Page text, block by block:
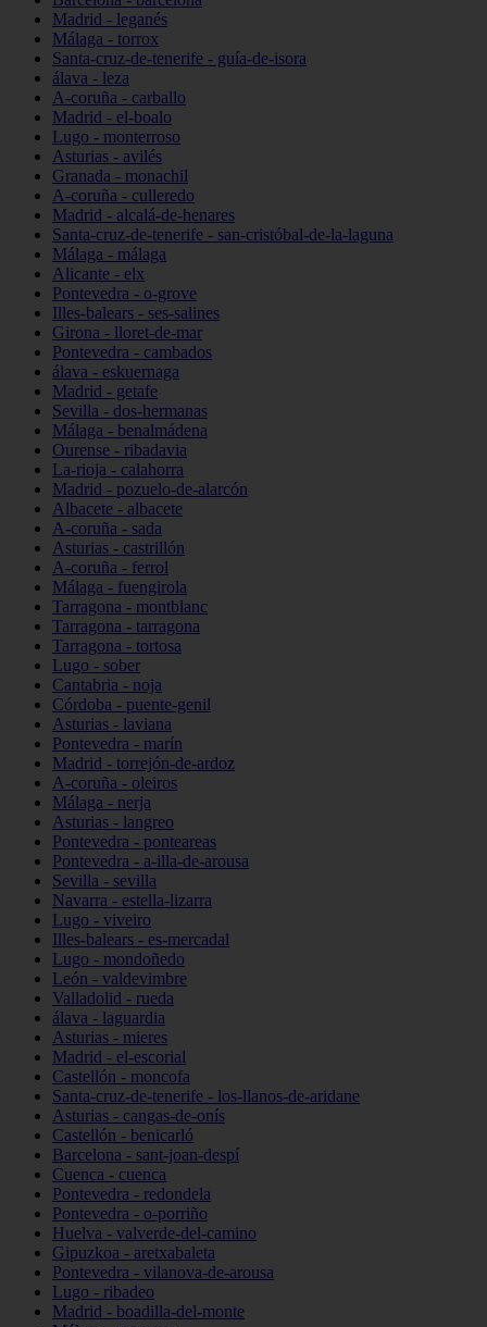
Madrid - leganés
Málaga - torrox
Santa-cruz-de-tenerife - guía-de-isora
álava - leza
A-coruña - carballo
Madrid - el-boalo
Lugo - monterroso
Asturias - avilés
Granada - monachil
A-coruña - culleredo
Madrid - alcalá-de-henares
Santa-cruz-de-tenerife - san-cristóbal-de-la-laguna
Málaga - málaga
Alicante - elx
Pontevedra - o-grove
Illes-balears - ses-salines
Girona - lloret-de-mar
Pontevedra - cambados
álava - eskuernaga
Madrid - getafe
Sevilla - dos-hermanas
Málaga - benalmádena
Ourense - ribadavia
La-rioja - calahorra
Madrid - pozuelo-de-alarcón
Albacete - albacete
A-coruña - sada
Asturias - castrillón
A-coruña - ferrol
Málaga - fuengirola
Tarragona - montblanc
Tarragona - tarragona
Tarragona - tortosa
Lugo - sober
Cantabria - noja
Córdoba - puente-genil
Asturias - laviana
Pontevedra - marín
Madrid - torrejón-de-ardoz
A-coruña - oleiros
Málaga - nerja
Asturias - langreo
Pontevedra - ponteareas
Pontevedra - a-illa-de-arousa
Sevilla - sevilla
Navarra - estella-lizarra
Lugo - viveiro
Illes-balears - es-mercadal
Lugo - mondoñedo
León - valdevimbre
Valladolid - rueda
álava - laguardia
Asturias - mieres
Madrid - el-escorial
Castellón - moncofa
Santa-cruz-de-tenerife - los-llanos-de-aridane
Asturias - cangas-de-onís
Castellón - benicarló
Barcelona - sant-joan-despí
Cuenca - cuenca
Pontevedra - redondela
Pontevedra - o-porriño
Huelva - valverde-del-camino
Gipuzkoa - aretxabaleta
Pontevedra - vilanova-de-arousa
Lugo - ribadeo
Madrid - boadilla-del-monte